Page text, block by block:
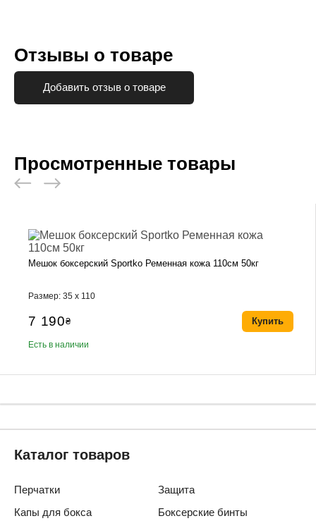
Отзывы о товаре
Добавить отзыв о товаре
Просмотренные товары
Мешок боксерский Sportko Ременная кожа 110см 50кг
Размер: 35 х 110
7 190₴
Есть в наличии
Купить
Каталог товаров
Перчатки
Защита
Капы для бокса
Боксерские бинты